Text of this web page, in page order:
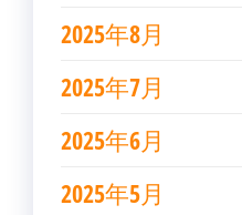
2025年8月
2025年7月
2025年6月
2025年5月